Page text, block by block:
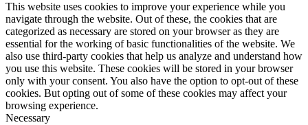
This website uses cookies to improve your experience while you
navigate through the website. Out of these, the cookies that are
categorized as necessary are stored on your browser as they are
essential for the working of basic functionalities of the website. We
also use third-party cookies that help us analyze and understand how
you use this website. These cookies will be stored in your browser
only with your consent. You also have the option to opt-out of these
cookies. But opting out of some of these cookies may affect your
browsing experience.
Necessary